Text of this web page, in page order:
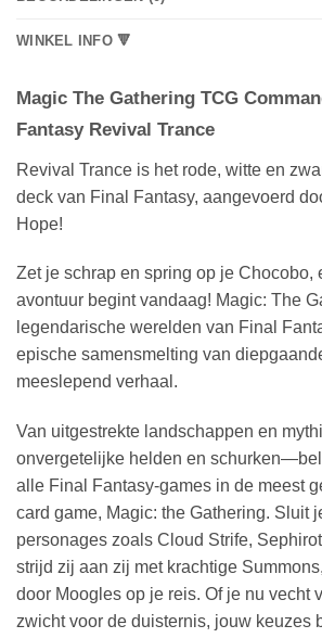
WINKEL INFO 🔻
Magic The Gathering TCG
Fantasy Revival Trance
Revival Trance is het rode, witte en
deck van Final Fantasy, aangevoerd
Hope!
Zet je schrap en spring op je Chocobo,
avontuur begint vandaag! Magic: The
legendarische werelden van Final
epische samensmelting van
meeslepend verhaal.
Van uitgestrekte landschappen en
onvergetelijke helden en
alle Final Fantasy-games in de meest
card game, Magic: the Gathering. Sluit
personages zoals Cloud Strife,
strijd zij aan zij met krachtige
door Moogles op je reis. Of je nu vecht
zwicht voor de duisternis, jouw keuzes